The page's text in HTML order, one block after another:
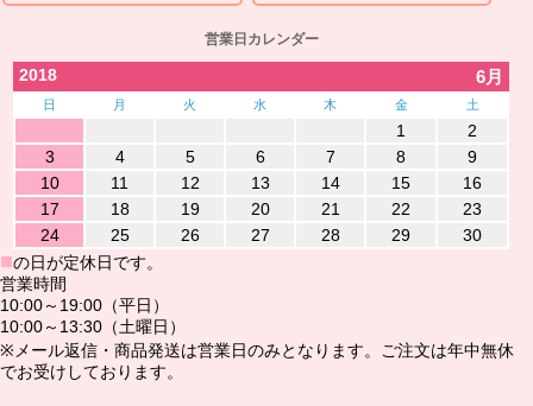
営業日カレンダー
2018 6月
日 月 火 水 木 金 土
1
2
3
4 5 6 7 8
9
10
11 12 13 14 15
16
17
18 19 20 21 22
23
24
25 26 27 28 29 30
■の日が定休日です。
営業時間
10:00～19:00（平日）
10:00～13:30（土曜日）
※メール返信・商品発送は営業日のみとなります。ご注文は年中無休
でお受けしております。